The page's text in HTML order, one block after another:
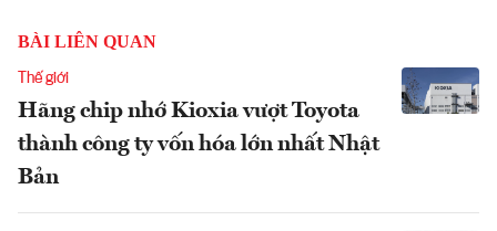
BÀI LIÊN QUAN
Thế giới
Hãng chip nhớ Kioxia vượt Toyota
thành công ty vốn hóa lớn nhất Nhật
Bản